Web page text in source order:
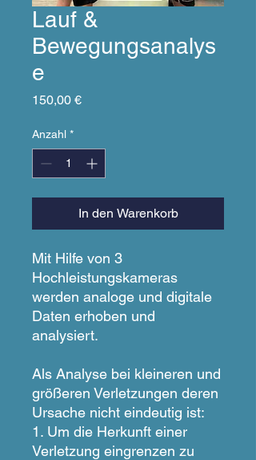
Lauf &
Bewegungsanalys
e
150,00 €Preis
Anzahl *
In den Warenkorb
Mit Hilfe von 3
Hochleistungskameras
werden analoge und digitale
Daten erhoben und
analysiert.
Als Analyse bei kleineren und
größeren Verletzungen deren
Ursache nicht eindeutig ist:
1. Um die Herkunft einer
Verletzung eingrenzen zu